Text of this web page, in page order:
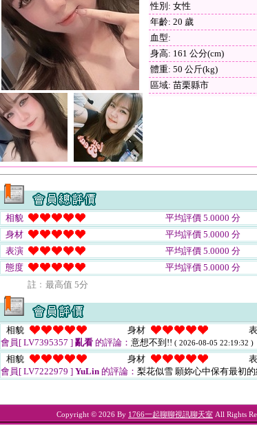
性別: 女性
年齡: 20 歲
血型:
身高: 161 公分(cm)
體重: 50 公斤(kg)
區域: 苗栗縣市
相貌
平均評價 5.0000 分
身材
平均評價 5.0000 分
表演
平均評價 5.0000 分
態度
平均評價 5.0000 分
註﹕最高值 5分
相貌 身材
會員[ LV7395357 ] 亂看 的評論： 意想不到!! ( 2026-08-05 22:19:32 )
相貌 身材
會員[ LV7222979 ] YuLin 的評論： 梨花似雪 願妳心中保有最初的
Copyright © 2026 By 1766一起聊聊視訊聊天室 All Rights